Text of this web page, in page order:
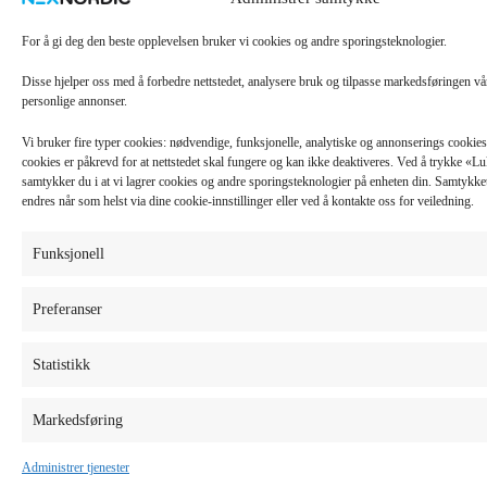
For å gi deg den beste opplevelsen bruker vi cookies og andre sporingsteknologier.
Disse hjelper oss med å forbedre nettstedet, analysere bruk og tilpasse markedsføringen
personlige annonser.
Vi bruker fire typer cookies: nødvendige, funksjonelle, analytiske og annonserings
cookies er påkrevd for at nettstedet skal fungere og kan ikke deaktiveres. Ved å trykke
samtykker du i at vi lagrer cookies og andre sporingsteknologier på enheten din.
endres når som helst via dine cookie-innstillinger eller ved å kontakte oss for veiledning.
Funksjonell
Preferanser
Statistikk
Markedsføring
Administrer tjenester